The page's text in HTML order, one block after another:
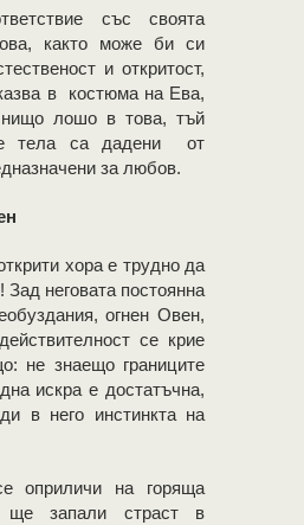
със своята
както може би си
и откритост,
в костюма на Ева,
лошо в това, тъй
тела са дадени от
за любов.
хора е трудно да
Зад неговата постоянна
огнен Овен,
се крие
не знаещо границите
искра е достатъчна,
в него инстинкта на
оприличи на горяща
ще запали страст в